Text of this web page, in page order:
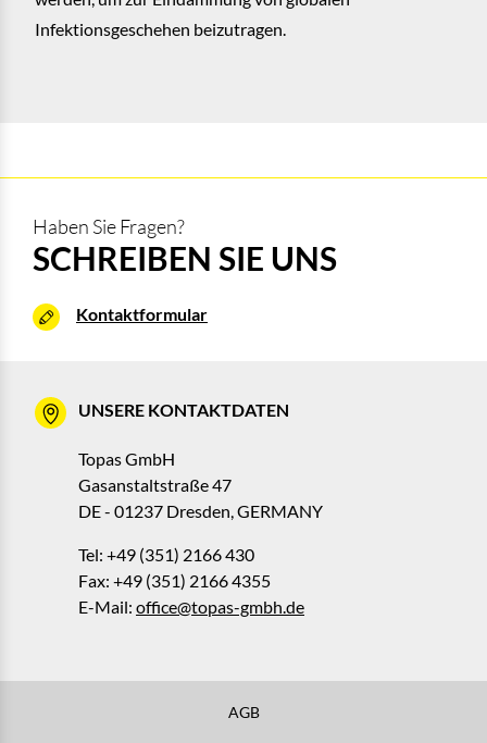
Infektionsgeschehen beizutragen.
Haben Sie Fragen?
SCHREIBEN SIE UNS
Kontaktformular
UNSERE KONTAKTDATEN
Topas GmbH
Gasanstaltstraße 47
DE - 01237 Dresden, GERMANY
Tel: +49 (351) 2166 430
Fax: +49 (351) 2166 4355
E-Mail: office@topas-gmbh.de
AGB